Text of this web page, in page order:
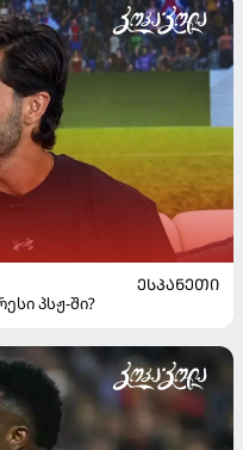
ᲔᲡᲞᲐᲜᲔᲗᲘ
პსჟ-ში?